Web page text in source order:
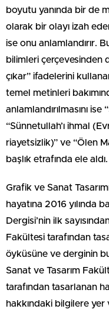
boyutu yanında bir de
olarak bir olayı izah
ise onu anlamlandırır.
bilimleri çerçevesinden
çıkar” ifadelerini
temel metinleri
anlamlandırılmasını ise
“Sünnetullah’ı ihmal
riayetsizlik)” ve “Ölen
başlık etrafında ele aldı.
Grafik ve Sanat
hayatına 2016 yılında
Dergisi’nin ilk
Fakültesi tarafından
öyküsüne ve derginin
Sanat ve Tasarım
tarafından tasarlanan
hakkındaki bilgilere yer